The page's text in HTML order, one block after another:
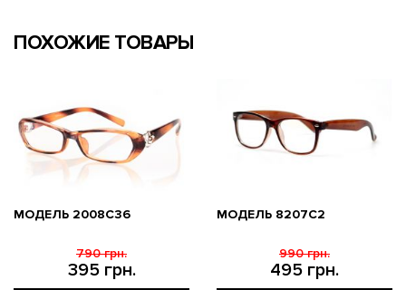
ПОХОЖИЕ ТОВАРЫ
МОДЕЛЬ 2008C36
395 грн.
790 грн.
МОДЕЛЬ 8207C2
495 грн.
990 грн.